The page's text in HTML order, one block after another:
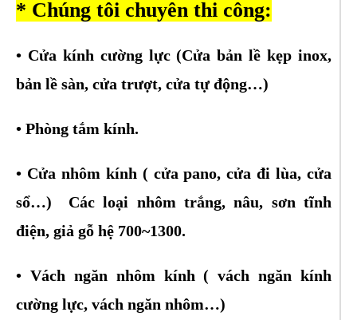
* Chúng tôi chuyên thi công:
• Cửa kính cường lực(Cửa bản lề kẹp inox,
bản lề sàn, cửa trượt, cửa tự động…)
• Phòng tắm kính.
• Cửa nhôm kính ( cửa pano, cửa đi lùa, cửa
sổ…) Các loại nhôm trắng, nâu, sơn tĩnh
điện, giả gỗ hệ 700~1300.
• Vách ngăn nhôm kính ( vách ngăn kính
cường lực, vách ngăn nhôm…)